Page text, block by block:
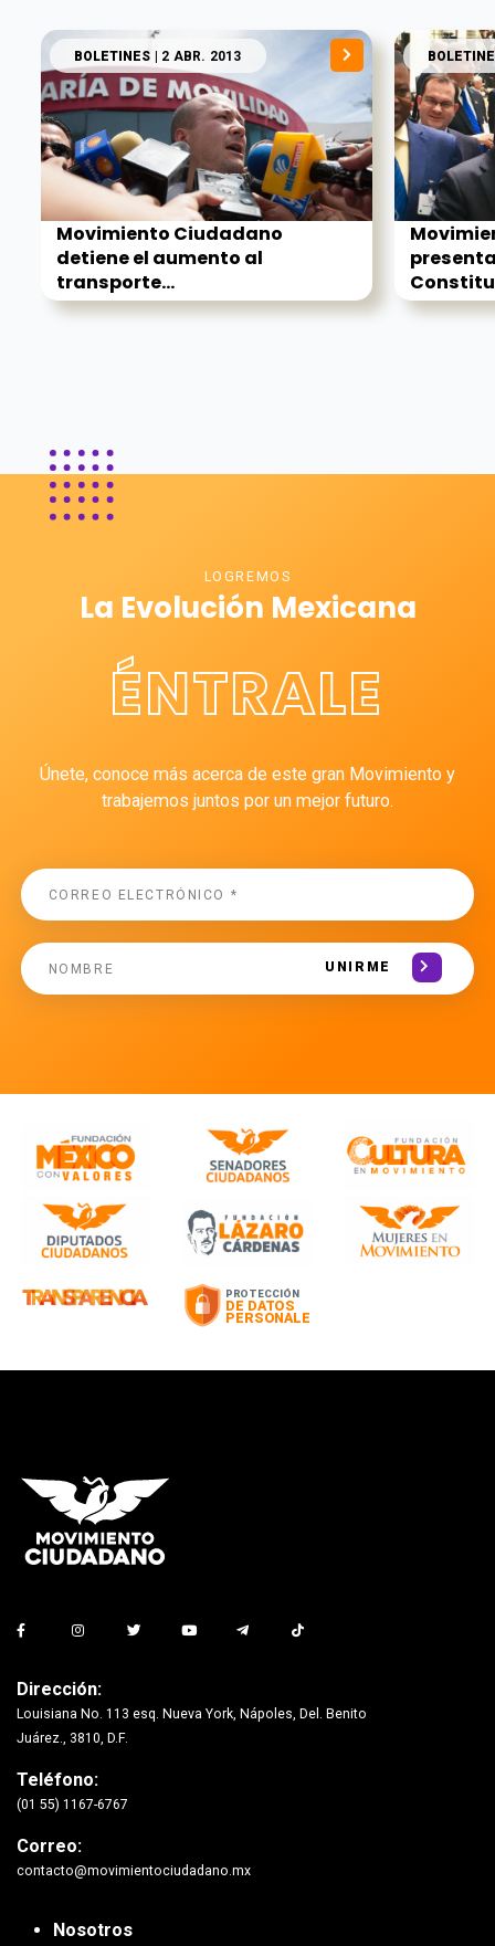
BOLETINES | 2 ABR. 2013
Movimiento Ciudadano
detiene el aumento al
transporte...
LOGREMOS
La Evolución Mexicana
ÉNTRALE
Únete, conoce más acerca de este gran Movimiento y
trabajemos juntos por un mejor futuro.
UNIRME
Dirección:
Louisiana No. 113 esq. Nueva York, Nápoles, Del. Benito
Juárez., 3810, D.F.
Teléfono:
(01 55) 1167-6767
Correo:
contacto@movimientociudadano.mx
Nosotros